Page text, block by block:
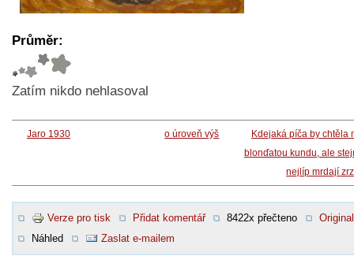
Průměr:
Zatím nikdo nehlasoval
Jaro 1930 o úroveň výš
Kdejaká píča by chtěla
blonďatou kundu, ale
nejlíp mrdají
Verze pro tisk Přidat komentář 8422x přečteno
Original
Náhled
Zaslat e-mailem